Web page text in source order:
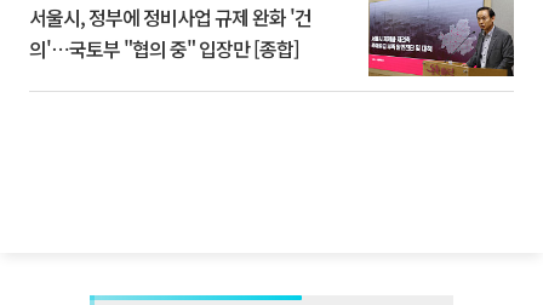
서울시, 정부에 정비사업 규제 완화 '건
의'⋯국토부 "협의 중" 입장만 [종합]